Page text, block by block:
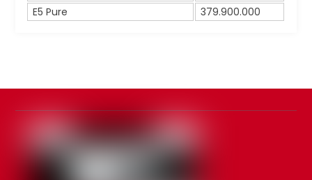
E5 Pure
379.900.000